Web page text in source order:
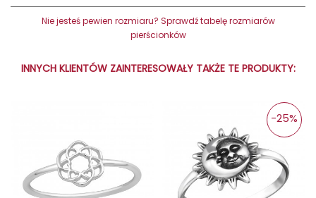
Nie jesteś pewien rozmiaru? Sprawdź tabelę rozmiarów
pierścionków
INNYCH KLIENTÓW ZAINTERESOWAŁY TAKŻE TE PRODUKTY:
-25%